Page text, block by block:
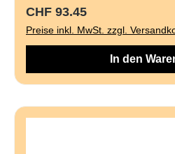
Regulärer Preis:
CHF 93.45
Preise inkl. MwSt. zzgl.
In den